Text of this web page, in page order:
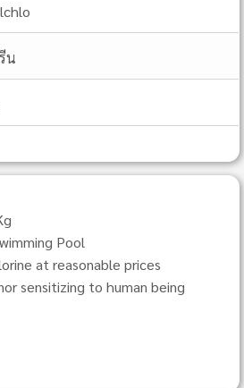
น
Pool
at reasonable prices
sensitizing to human being